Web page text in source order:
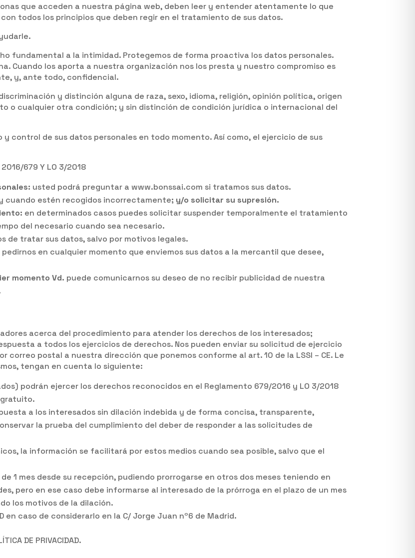
que acceden a nuestra página web, deben leer y entender atentamente lo que
todos los principios que deben regir en el tratamiento de sus datos.
fundamental a la intimidad. Protegemos de forma proactiva los datos personales.
Cuando los aporta a nuestra organización nos los presta y nuestro compromiso es
y, ante todo, confidencial.
y distinción alguna de raza, sexo, idioma, religión, opinión política, origen
o cualquier otra condición; y sin distinción de condición jurídica o internacional del
control de sus datos personales en todo momento. Así como, el ejercicio de sus
2016/679 Y LO 3/2018
usted podrá preguntar a www.bonssai.com si tratamos sus datos.
cuando estén recogidos incorrectamente; y/o solicitar su supresión.
en determinados casos puedes solicitar suspender temporalmente el tratamiento
del necesario cuando sea necesario.
de tratar sus datos, salvo por motivos legales.
pedirnos en cualquier momento que enviemos sus datos a la mercantil que desee,
momento Vd. puede comunicarnos su deseo de no recibir publicidad de nuestra
acerca del procedimiento para atender los derechos de los interesados;
a todos los ejercicios de derechos. Nos pueden enviar su solicitud de ejercicio
correo postal a nuestra dirección que ponemos conforme al art. 10 de la LSSI – CE. Le
tengan en cuenta lo siguiente:
podrán ejercer los derechos reconocidos en el Reglamento 679/2016 y LO 3/2018
gratuito.
a los interesados sin dilación indebida y de forma concisa, transparente,
la prueba del cumplimiento del deber de responder a las solicitudes de
la información se facilitará por estos medios cuando sea posible, salvo que el
1 mes desde su recepción, pudiendo prorrogarse en otros dos meses teniendo en
pero en ese caso debe informarse al interesado de la prórroga en el plazo de un mes
los motivos de la dilación.
caso de considerarlo en la C/ Jorge Juan nº6 de Madrid.
DE PRIVACIDAD.